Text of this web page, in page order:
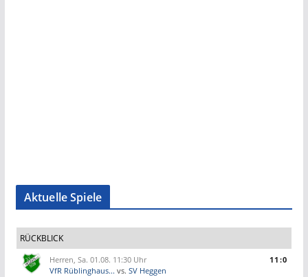
Aktuelle Spiele
RÜCKBLICK
Herren, Sa. 01.08. 11:30 Uhr
VfR Rüblinghaus... vs. SV Heggen
11:0